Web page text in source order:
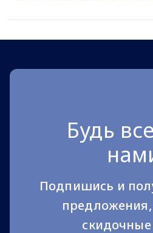
Будь
Подпишись и